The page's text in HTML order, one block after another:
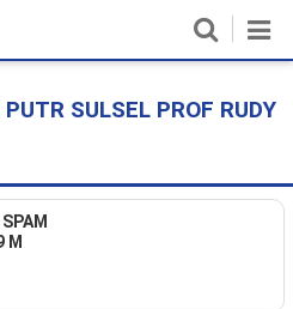
SULSEL PROF RUDY
M